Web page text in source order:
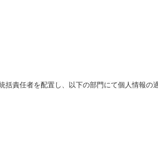
括責任者を配置し、以下の部門にて個人情報の